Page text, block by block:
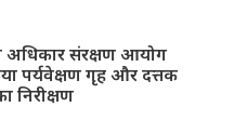
अधिकार संरक्षण आयोग
पर्यवेक्षण गृह और दत्तक
निरीक्षण